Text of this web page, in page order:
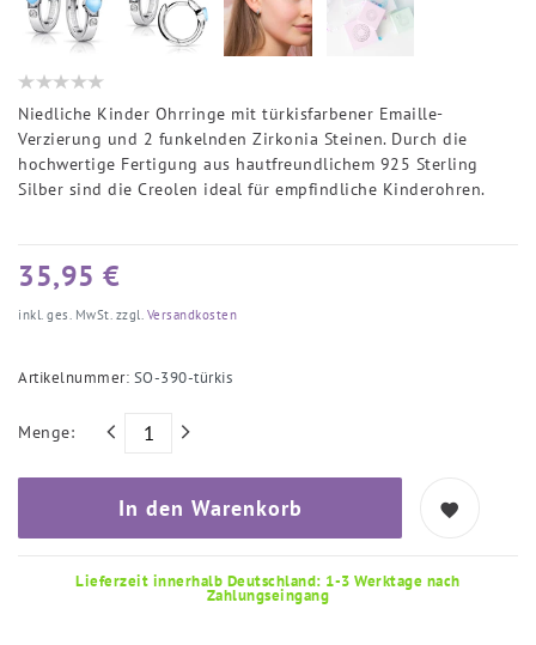
Niedliche Kinder Ohrringe mit türkisfarbener Emaille-
Verzierung und 2 funkelnden Zirkonia Steinen. Durch die
hochwertige Fertigung aus hautfreundlichem 925 Sterling
Silber sind die Creolen ideal für empfindliche Kinderohren.
35,95 €
inkl. ges. MwSt. zzgl. Versandkosten
Artikelnummer: SO-390-türkis
Menge:
In den Warenkorb
Lieferzeit innerhalb Deutschland: 1-3 Werktage nach
Zahlungseingang